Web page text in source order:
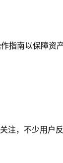
指南以保障
，不少用